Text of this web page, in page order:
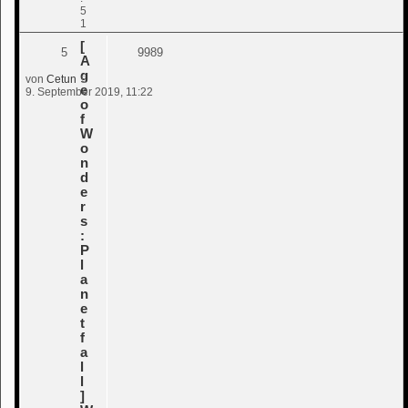
5
1
[
A
g
e
o
f
W
o
n
d
e
r
s
:
P
a
n
e
t
f
a
]
5 9989
von Cetun
9. September 2019, 11:22